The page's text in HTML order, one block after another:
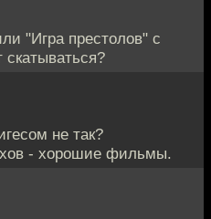
"Игра престолов" с
не так?
- хорошие фильмы.